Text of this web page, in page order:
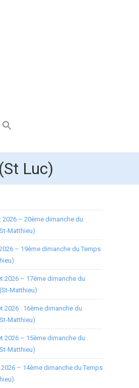
Luc)
2026 – 20ème dimanche du
Matthieu)
– 19ème dimanche du Temps
2026 – 17ème dimanche du
Matthieu)
2026 : 16ème dimanche du
Matthieu)
2026 – 15ème dimanche du
Matthieu)
– 14ème dimanche du Temps